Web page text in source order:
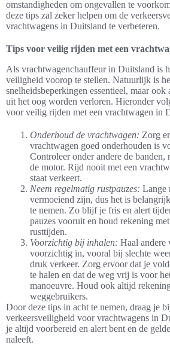
omstandigheden om ongevallen te
deze tips zal zeker helpen om de
vrachtwagens in Duitsland te verbeteren.
Tips voor veilig rijden met een
Als vrachtwagenchauffeur in Duitsland is
veiligheid voorop te stellen. Natuurlijk is
snelheidsbeperkingen essentieel, maar ook
uit het oog worden verloren. Hieronder
voor veilig rijden met een vrachtwagen in
Onderhoud de vrachtwagen: Zorg
vrachtwagen goed onderhouden is
Controleer onder andere de banden,
de motor. Rijd nooit met een
staat verkeert.
Neem regelmatig rustpauzes: Lange
vermoeiend zijn, dus het is
te nemen. Zo blijf je fris en alert
pauzes vooruit en houd rekening
rusttijden.
Voorzichtig bij inhalen: Haal andere
voorzichtig in, vooral bij slechte
druk verkeer. Zorg ervoor dat je
te halen en dat de weg vrij is voor
manoeuvre. Houd ook altijd
weggebruikers.
Door deze tips in acht te nemen, draag je
verkeersveiligheid voor vrachtwagens in
je altijd voorbereid en alert bent en de
naleeft.